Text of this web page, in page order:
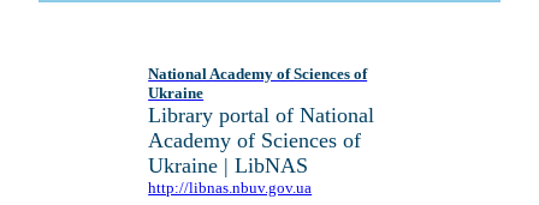
National Academy of Sciences of
Ukraine
Library portal of National
Academy of Sciences of
Ukraine | LibNAS
http://libnas.nbuv.gov.ua